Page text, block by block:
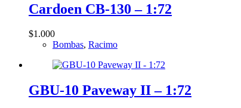
Cardoen CB-130 – 1:72
$1.000
Bombas, Racimo
GBU-10 Paveway II – 1:72